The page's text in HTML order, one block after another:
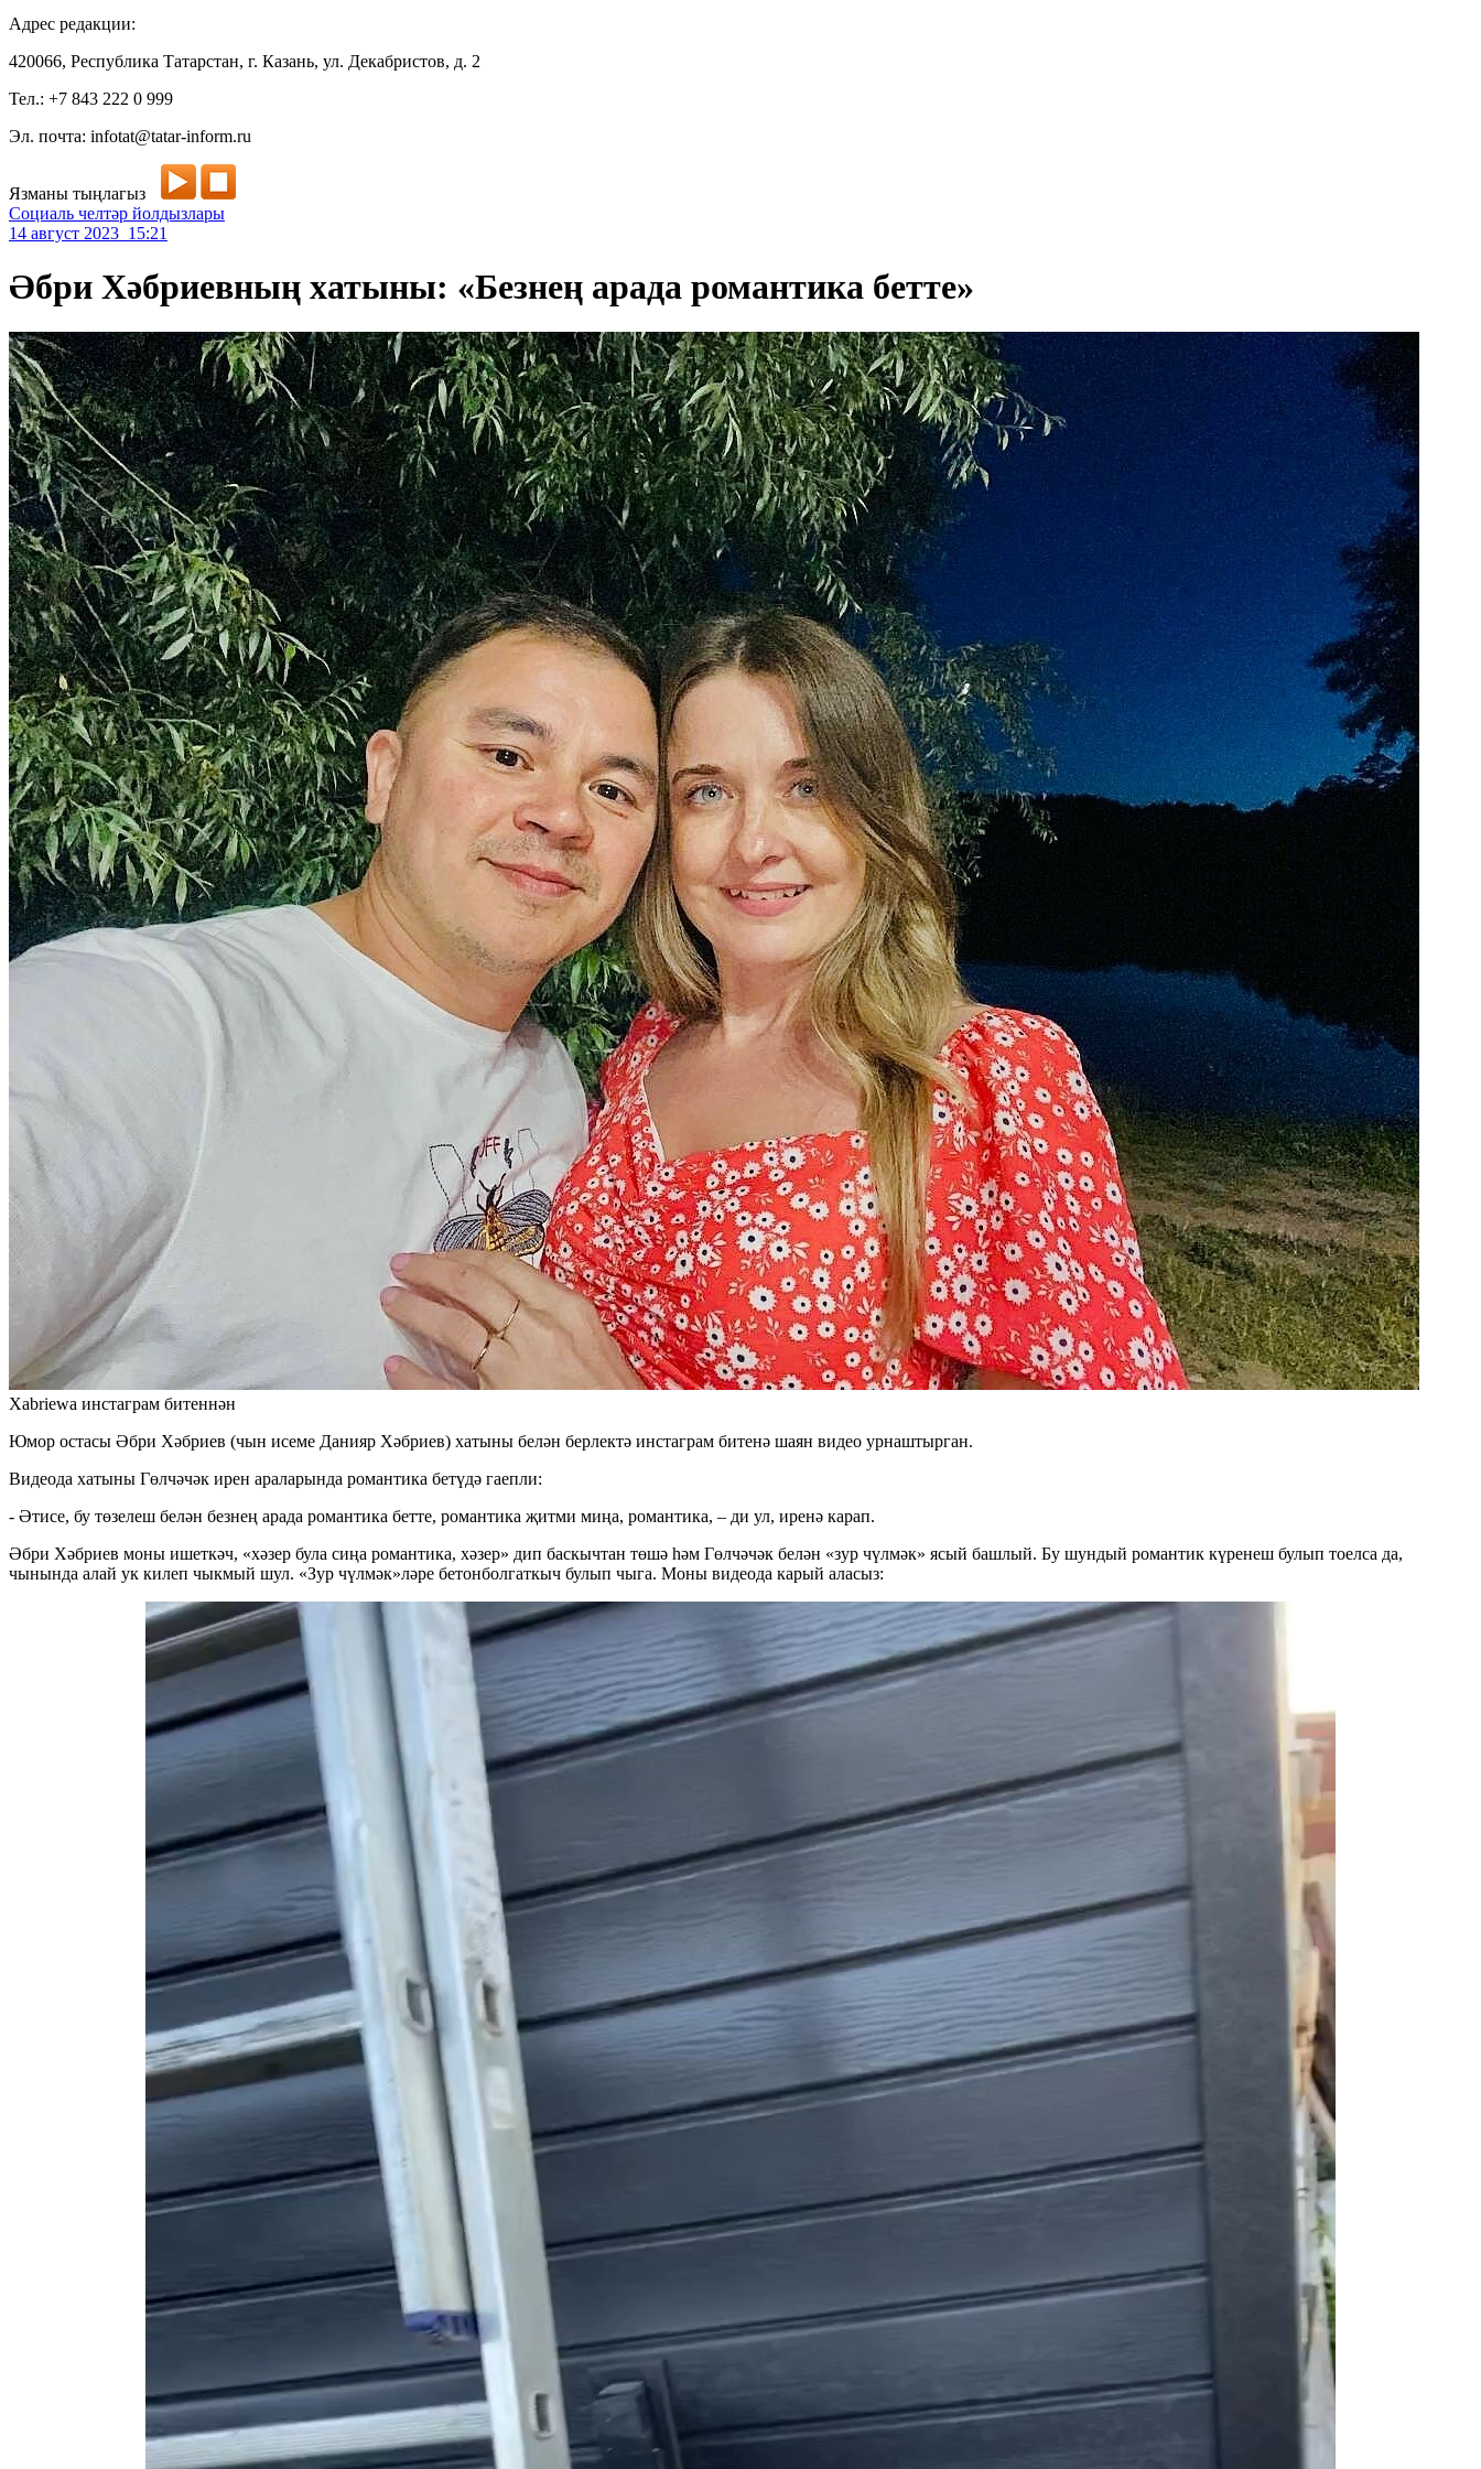
Адрес редакции:
420066, Республика Татарстан, г. Казань, ул. Декабристов, д. 2
Тел.: +7 843 222 0 999
Эл. почта: infotat@tatar-inform.ru
Язманы тыңлагыз
Социаль челтәр йолдызлары
14 август 2023 15:21
Әбри Хәбриевның хатыны: «Безнең арада романтика бетте»
Xabriewa инстаграм битеннән
Юмор остасы Әбри Хәбриев (чын исеме Данияр Хәбриев) хатыны белән берлектә инстаграм битенә шаян видео урнаштырган.
Видеода хатыны Гөлчәчәк ирен араларында романтика бетүдә гаепли:
- Әтисе, бу төзелеш белән безнең арада романтика бетте, романтика җитми миңа, романтика, – ди ул, иренә карап.
Әбри Хәбриев моны ишеткәч, «хәзер була сиңа романтика, хәзер» дип баскычтан төшә һәм Гөлчәчәк белән «зур чүлмәк» ясый башлый. Бу шундый романтик күренеш булып тоелса да,
чынында алай ук килеп чыкмый шул. «Зур чүлмәк»ләре бетонболгаткыч булып чыга. Моны видеода карый аласыз: